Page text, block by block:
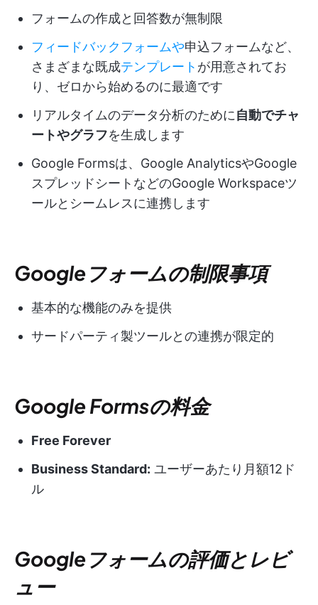
フォームの作成と回答数が無制限
フィードバックフォームや申込フォームなど、
さまざまな既成テンプレート が用意されてお
り、ゼロから始めるのに最適です
リアルタイムのデータ分析のために自動でチャ
ートやグラフを生成します
Google Formsは、Google AnalyticsやGoogle
スプレッドシートなどのGoogle Workspaceツ
ールとシームレスに連携します
Googleフォームの制限事項
基本的な機能のみを提供
サードパーティ製ツールとの連携が限定的
Google Formsの料金
Free Forever
Business Standard: ユーザーあたり月額12ド
ル
Googleフォームの評価とレビ
ュー